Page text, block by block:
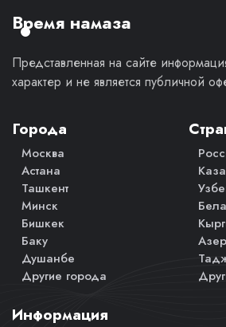
мнение.
Время намаза
Представленная на сайте
характер и не является публичной
Города
Москва
Астана
Ташкент
Минск
Бишкек
Баку
Душанбе
Другие города
Информация